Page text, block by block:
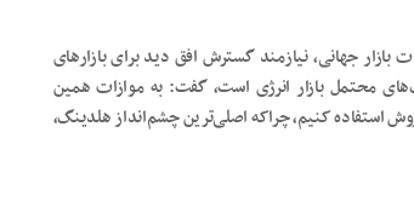
بازار جهانی، نیازمند گسترش افق دید برای بازارهای
محتمل بازار انرژی است، گفت: به موازات همین
کنیم، چراکه اصلی‌ترین چشم‌انداز هلدینگ،